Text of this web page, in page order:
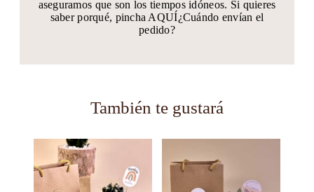
aseguramos que son los tiempos idóneos. Si quieres
saber porqué, pincha AQUÍ¿Cuándo envían el
pedido?
También te gustará
producto
tiene
múltiples
producto
tiene
múltiples